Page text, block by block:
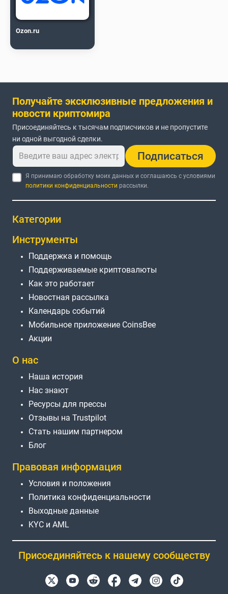
Ozon.ru
Получайте эксклюзивные предложения и
новости криптомира
Присоединяйтесь к тысячам подписчиков и не пропустите
ни одной выгодной сделки.
Подписаться
Я принимаю обработку моих данных и соглашаюсь с условиями
политики конфиденциальности рассылки.
Категории
Инструменты
Поддержка и помощь
Поддерживаемые криптовалюты
Как это работает
Новостная рассылка
Календарь событий
Мобильное приложение CoinsBee
Акции
О нас
Наша история
Нас знают
Ресурсы для прессы
Отзывы на Trustpilot
Стать нашим партнером
Блог
Правовая информация
Условия и положения
Политика конфиденциальности
Выходные данные
KYC и AML
Присоединяйтесь к нашему сообществу